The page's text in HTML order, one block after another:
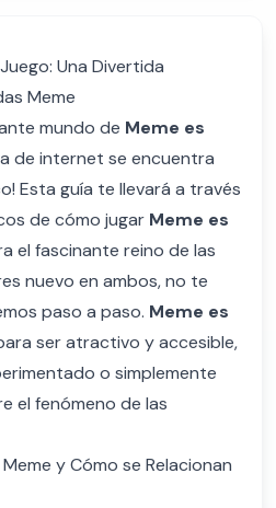
Una Divertida
Meme
mundo de Meme es
de internet se encuentra
Esta guía te llevará a través
de cómo jugar Meme es
el fascinante reino de las
nuevo en ambos, no te
paso a paso. Meme es
ser atractivo y accesible,
o simplemente
el fenómeno de las
y Cómo se Relacionan